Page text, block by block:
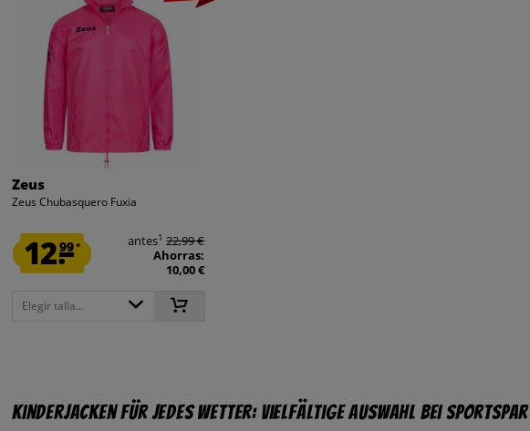
Zeus
Zeus Chubasquero Fuxia
12.99* antes1 22,99 €
Ahorras:
10,00 €
Elegir talla...
Kinderjacken für jedes Wetter: Vielfältige Auswahl bei SportSpar